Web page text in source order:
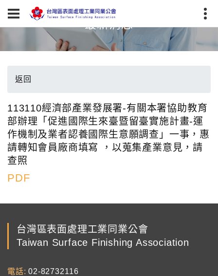
最新消息
返回
113110經濟部產業發展署-有關本署協助教育
部辦理「促進國際生來臺暨留臺實施計畫-運
作機制及業者認養國際生意願調查」一事，惠
請轉知會員廠商填寫 ，以蒐集產業意見，請
查照
PDF
台灣區表面處理工業同業公會
Taiwan Surface Finishing Association
電話
02-82732116